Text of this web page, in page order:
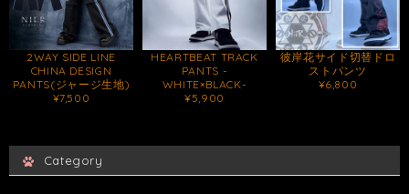
2WAY SIDE LINE
CHINA DESIGN
PANTS(ジャージ生地)
¥7,500
HEARTBEAT TRACK
PANTS -
WHITE×BLACK-
¥5,900
彼岸花サイド切替ドロ
ストパンツ
¥6,800
Category